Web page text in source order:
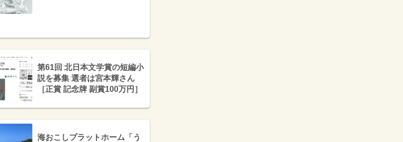
第61回 北日本文学賞の短編小
説を募集 選者は宮本輝さん
［正賞 記念牌 副賞100万円］
海おこしプラットホーム「う